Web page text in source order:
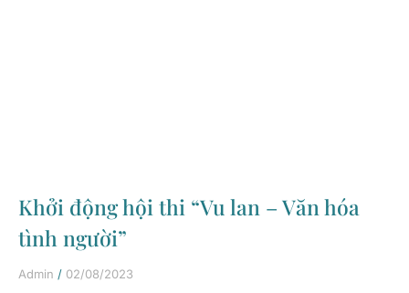
Khởi động hội thi “Vu lan – Văn hóa
tình người”
Admin 02/08/2023